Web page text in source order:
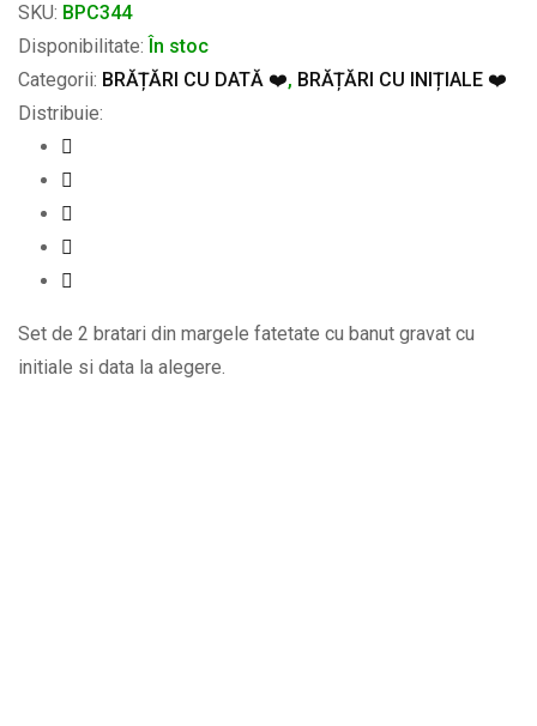
SKU: BPC344
Disponibilitate: În stoc
Categorii: BRĂȚĂRI CU DATĂ ❤️, BRĂȚĂRI CU INIȚIALE ❤️
Distribuie:
Set de 2 bratari din margele fatetate cu banut gravat cu
initiale si data la alegere.